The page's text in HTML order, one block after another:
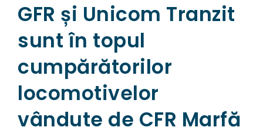
ESG
CONTACT
GFR și Unicom Tranzit
sunt în topul
cumpărătorilor
locomotivelor
vândute de CFR Marfă